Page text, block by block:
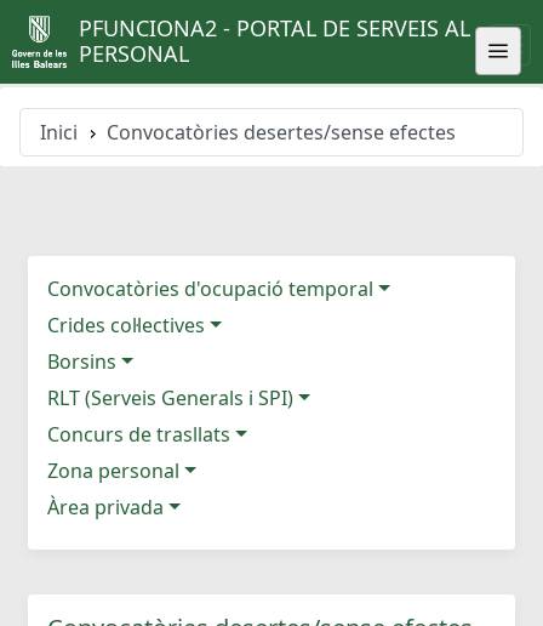
PFUNCIONA2 - PORTAL DE SERVEIS AL
PERSONAL
Inici Convocatòries desertes/sense efectes
Convocatòries d'ocupació temporal
Crides col·lectives
Borsins
RLT (Serveis Generals i SPI)
Concurs de trasllats
Zona personal
Àrea privada